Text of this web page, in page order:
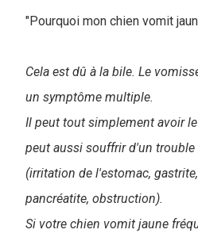
"Pourquoi mon chien vomit
Cela est dû à la bile. Le
un symptôme multiple.
Il peut tout simplement avoir
peut aussi souffrir d'un
(irritation de l'estomac,
pancréatite, obstruction).
Si votre chien vomit jaune